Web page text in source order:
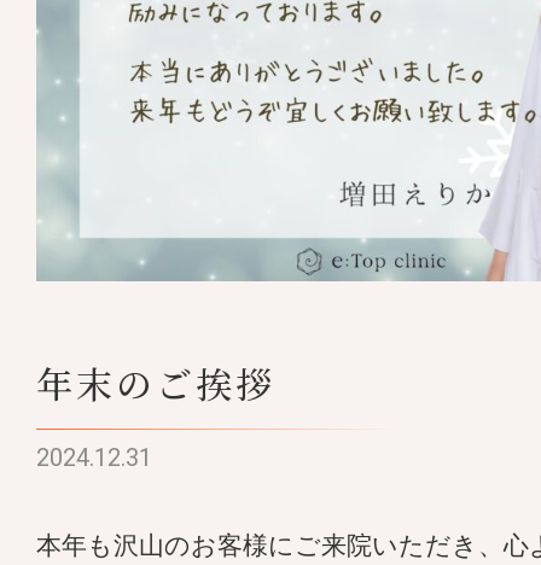
年末のご挨拶
2024.12.31
本年も沢山のお客様にご来院いただき、心